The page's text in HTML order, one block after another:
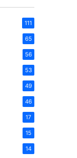
111
65
56
53
49
46
17
15
14